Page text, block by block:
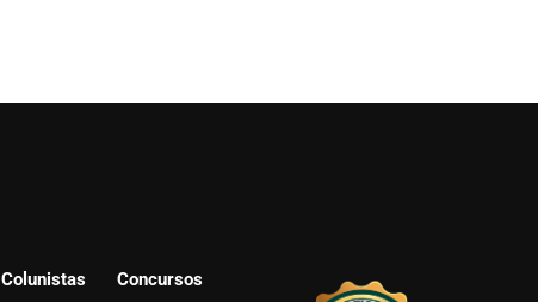
Colunistas
Concursos